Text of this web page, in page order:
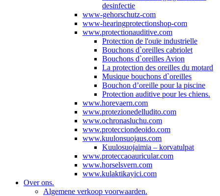
desinfectie
www-gehorschutz-com
www-hearingprotectionshop-com
www.protectionauditive.com
Protection de l'ouïe industrielle
Bouchons d`oreilles cabriolet
Bouchons d`oreilles Avion
La protection des oreilles du motard
Musique bouchons d`oreilles
Bouchon d’oreille pour la piscine
Protection auditive pour les chiens.
www.horevaern.com
www.protezionedelludito.com
www.ochronasluchu.com
www.protecciondeoido.com
www.kuulonsuojaus.com
Kuulosuojaimia – korvatulpat
www.proteccaoauricular.com
www.horselsvern.com
www.kulaktikayici.com
Over ons.
Algemene verkoop voorwaarden.